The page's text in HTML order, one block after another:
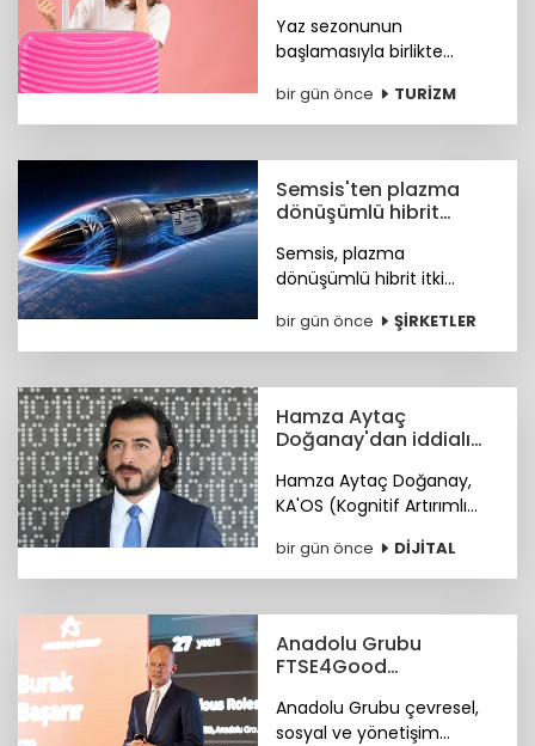
Yaz sezonunun
başlamasıyla birlikte
hareketlilik, siber suçlular
için finansal kazanç odaklı
nasıl korunacağız?
bir gün önce TURİZM
Semsis'ten plazma
dönüşümlü hibrit
Semsis, plazma
dönüşümlü hibrit itki
teknik ayrıntıları duyurdu.
bir gün önce ŞİRKETLER
Hamza Aytaç
Doğanay'dan iddialı
Hamza Aytaç Doğanay,
KA'OS (Kognitif Artırımlı
siber güvenlik yazılımları
konusunda iddialı.
bir gün önce DİJİTAL
Anadolu Grubu
FTSE4Good
Anadolu Grubu çevresel,
sosyal ve yönetişim